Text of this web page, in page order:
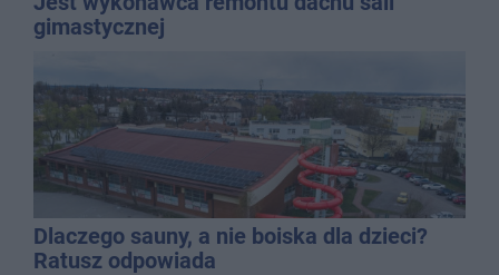
gimastycznej
Dlaczego sauny, a nie boiska dla dzieci?
Ratusz odpowiada